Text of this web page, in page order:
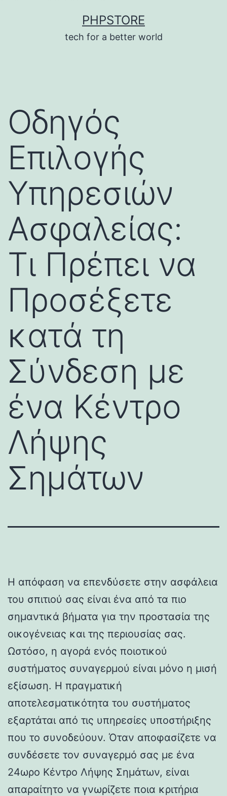
PHPSTORE
tech for a better world
Οδηγός
Επιλογής
Υπηρεσιών
Ασφαλείας:
Τι Πρέπει να
Προσέξετε
κατά τη
Σύνδεση με
ένα Κέντρο
Λήψης
Σημάτων
Η απόφαση να επενδύσετε στην ασφάλεια
του σπιτιού σας είναι ένα από τα πιο
σημαντικά βήματα για την προστασία της
οικογένειας και της περιουσίας σας.
Ωστόσο, η αγορά ενός ποιοτικού
συστήματος συναγερμού είναι μόνο η μισή
εξίσωση. Η πραγματική
αποτελεσματικότητα του συστήματος
εξαρτάται από τις υπηρεσίες υποστήριξης
που το συνοδεύουν. Όταν αποφασίζετε να
συνδέσετε τον συναγερμό σας με ένα
24ωρο Κέντρο Λήψης Σημάτων, είναι
απαραίτητο να γνωρίζετε ποια κριτήρια